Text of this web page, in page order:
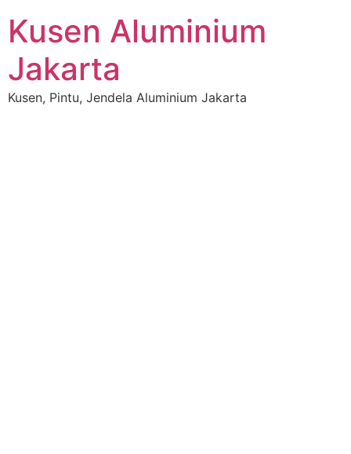
Kusen Aluminium
Jakarta
Kusen, Pintu, Jendela Aluminium Jakarta